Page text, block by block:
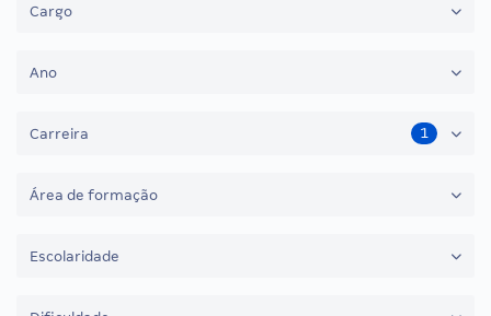
Cargo
Ano
Carreira 1
Área de formação
Escolaridade